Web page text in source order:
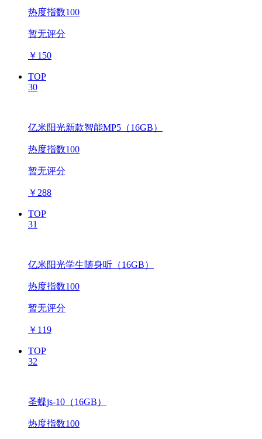
热度指数100
暂无评分
￥ 150
TOP
30
亿米阳光新款智能MP5（16GB）
热度指数100
暂无评分
￥ 288
TOP
31
亿米阳光学生随身听（16GB）
热度指数100
暂无评分
￥ 119
TOP
32
圣蝶js-10（16GB）
热度指数100